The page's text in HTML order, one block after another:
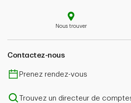
Nous trouver
Contactez-nous
Prenez rendez-vous
Trouvez un directeur de